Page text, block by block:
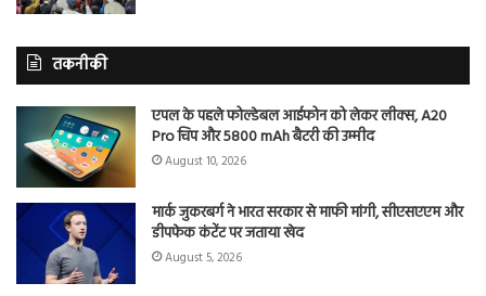
तकनीकी
एपल के पहले फोल्डेबल आईफोन को लेकर लीक्स, A20
Pro चिप और 5800 mAh बैटरी की उम्मीद
August 10, 2026
मार्क जुकरबर्ग ने भारत सरकार से माफी मांगी, सीएसएएम और
डीपफेक कंटेंट पर जताया खेद
August 5, 2026